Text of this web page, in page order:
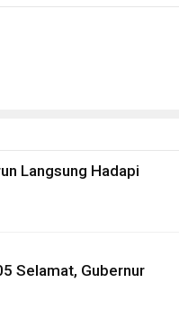
Langsung Hadapi
Selamat, Gubernur